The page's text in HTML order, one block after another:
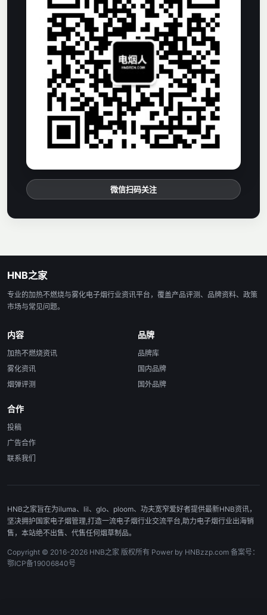
微信扫码关注
HNB之家
专业的加热不燃烧与雾化电子烟行业资讯平台，覆盖产品评测、品牌资料、政策
市场与常见问题。
内容
加热不燃烧资讯
雾化资讯
烟弹评测
品牌
品牌库
国内品牌
国外品牌
合作
投稿
广告合作
联系我们
HNB之家旨在为iluma、lil、glo、ploom、功夫宽窄爱好者提供最新HNB资讯，
坚决拥护国家电子烟管理,打造一流电子烟行业交流平台,助力电子烟行业出海销
售，本站绝不出售、代售任何烟草制品。
Copyright © 2016-2026 HNB之家 版权所有 Power by HNBzzp.com 备案号：
鄂ICP备19006840号